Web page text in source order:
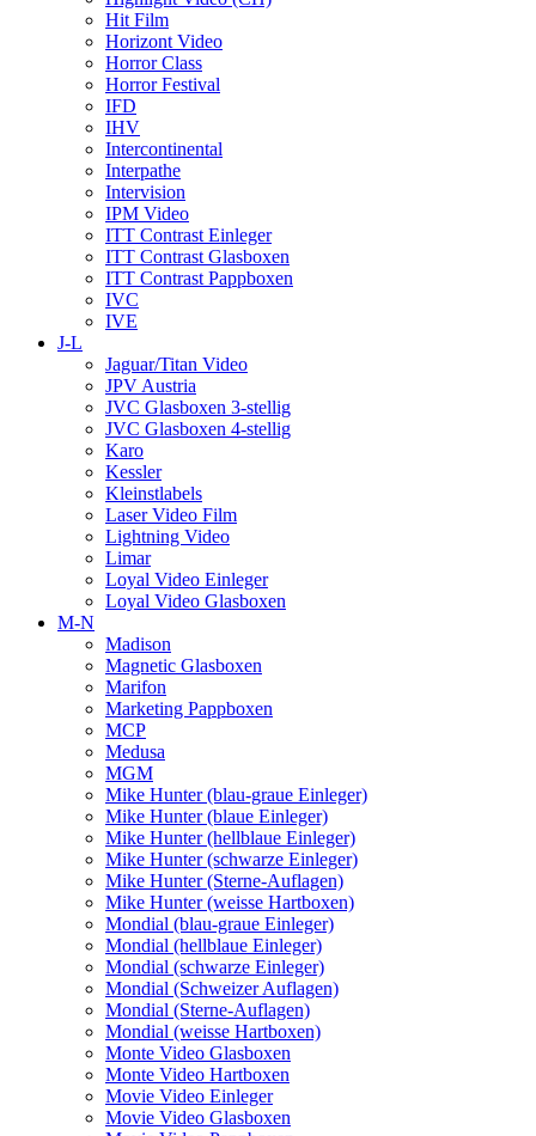
Hit Film
Horizont Video
Horror Class
Horror Festival
IFD
IHV
Intercontinental
Interpathe
Intervision
IPM Video
ITT Contrast Einleger
ITT Contrast Glasboxen
ITT Contrast Pappboxen
IVC
IVE
J-L
Jaguar/Titan Video
JPV Austria
JVC Glasboxen 3-stellig
JVC Glasboxen 4-stellig
Karo
Kessler
Kleinstlabels
Laser Video Film
Lightning Video
Limar
Loyal Video Einleger
Loyal Video Glasboxen
M-N
Madison
Magnetic Glasboxen
Marifon
Marketing Pappboxen
MCP
Medusa
MGM
Mike Hunter (blau-graue Einleger)
Mike Hunter (blaue Einleger)
Mike Hunter (hellblaue Einleger)
Mike Hunter (schwarze Einleger)
Mike Hunter (Sterne-Auflagen)
Mike Hunter (weisse Hartboxen)
Mondial (blau-graue Einleger)
Mondial (hellblaue Einleger)
Mondial (schwarze Einleger)
Mondial (Schweizer Auflagen)
Mondial (Sterne-Auflagen)
Mondial (weisse Hartboxen)
Monte Video Glasboxen
Monte Video Hartboxen
Movie Video Einleger
Movie Video Glasboxen